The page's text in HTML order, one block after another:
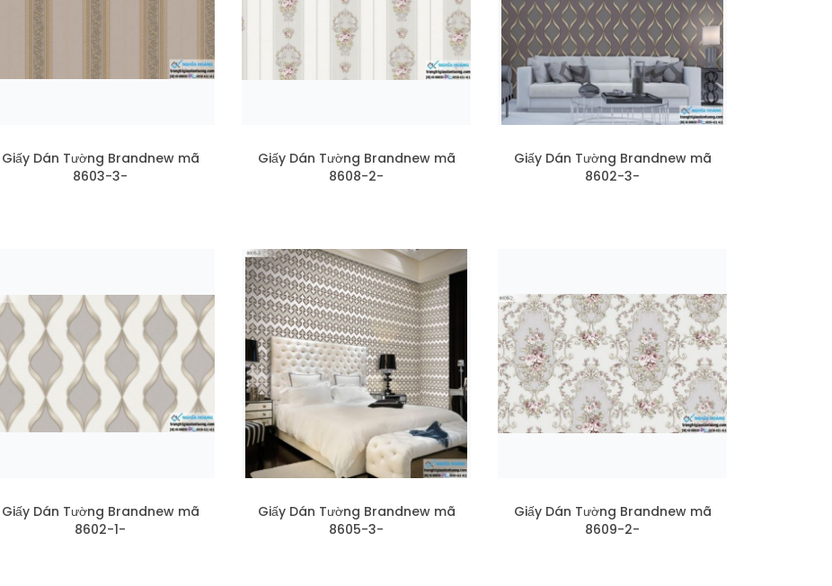
Giấy Dán Tường Brandnew mã
8603-3-
Giấy Dán Tường Brandnew mã
8608-2-
Giấy Dán Tường Brandnew mã
8602-3-
Giấy Dán Tường Brandnew mã
8602-1-
Giấy Dán Tường Brandnew mã
8605-3-
Giấy Dán Tường Brandnew mã
8609-2-